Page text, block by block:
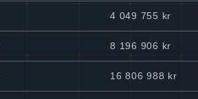
4 049 755 kr
8 196 906 kr
16 806 988 kr